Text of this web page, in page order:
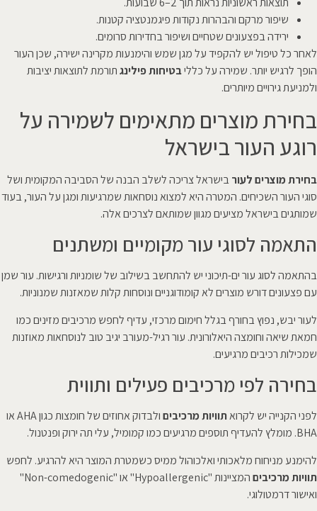
שיפור מרקם והבהרות נקודות פיגמנטציה קטנות.
ירידה בפצעונים שטחיים ושיפור בחדירות סרומים.
לאחר כל טיפול יש להקפיד על מגן שמש והימנעות מקרינה ישירה, שכן העור
הופך לרגיש יותר. שמירה על כלליבטיחות פילינגתורמת לתוצאות יציבות
ולמניעת גירויים מיותרים.
בחירת מוצרים מתאימים לשמירה על
רוגע העור בישראל
בחירת מוצרים לעורבישראל צריכה לשלב הבנה של הסביבה המקומית ושל
סוגי העור השכיחים. המטרה היא למצוא נוסחאות שמרגיעות ומגן על העור, בעוד
שמותגים בישראל מציעים מגוון שמותאם לצרכים אלה.
התאמה לסוגי עור מקומיים ומשתנים
בהתאמה לסוג עור ים-תיכוני יש להתחשב בשילוב של שומניות ורגישות. עור שמן
עם פצעונים דורש מוצרים לא קומודוגניים ונוסחות קלות שמאזנות שמנוניות.
לעור יבש, נפוץ בחורף בגלל חימום מרכזי, עדיף לחפש מרכיבים מזינים כמו
חמאת שיאה וחומצה היאלורונית. עור רגיל-מעורב יגיב טוב לנוסחאות מאוזנות
שמכילות רכיבים מרגיעים.
בחירה לפי מרכיבים פעילים ותווית
לפני הקנייה יש לקרואתוויות מרכיבים
ולבדוק אחוזים של חומצות כגון AHA או
BHA. מומלץ להעדיף תוספים מרגיעים כמו קמומיל, עלי תה ירוק ופנטנול.
להימנע מניחוח מלאכותי ואלכוהול ממיס כשמטרת המוצר היא להרגיע. לחפש
תוויות מרכיבים
המציינות "Hypoallergenic" או "Non-comedogenic"
ואישור דרמטולוגי.